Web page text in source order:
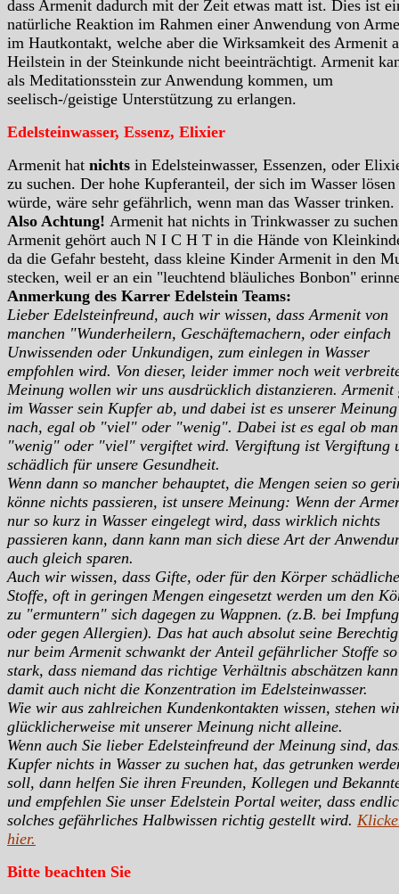
dass Armenit dadurch mit der Zeit etwas matt ist. Dies ist
natürliche Reaktion im Rahmen einer Anwendung von
im Hautkontakt, welche aber die Wirksamkeit des Armenit
Heilstein in der Steinkunde nicht beeinträchtigt. Armenit
als Meditationsstein zur Anwendung kommen, um
seelisch-/geistige Unterstützung zu erlangen.
Edelsteinwasser, Essenz, Elixier
Armenit hat nichts in Edelsteinwasser, Essenzen, oder
zu suchen. Der hohe Kupferanteil, der sich im Wasser lösen
würde, wäre sehr gefährlich, wenn man das Wasser trinken.
Also Achtung! Armenit hat nichts in Trinkwasser zu
Armenit gehört auch N I C H T in die Hände von
da die Gefahr besteht, dass kleine Kinder Armenit in den
stecken, weil er an ein "leuchtend bläuliches Bonbon"
Anmerkung des Karrer Edelstein Teams:
Lieber Edelsteinfreund, auch wir wissen, dass Armenit von
manchen "Wunderheilern, Geschäftemachern, oder einfach
Unwissenden oder Unkundigen, zum einlegen in Wasser
empfohlen wird. Von dieser, leider immer noch weit
Meinung wollen wir uns ausdrücklich distanzieren. Armenit
im Wasser sein Kupfer ab, und dabei ist es unserer Meinung
nach, egal ob "viel" oder "wenig". Dabei ist es egal ob man
"wenig" oder "viel" vergiftet wird. Vergiftung ist Vergiftung
schädlich für unsere Gesundheit.
Wenn dann so mancher behauptet, die Mengen seien so
könne nichts passieren, ist unsere Meinung: Wenn der
nur so kurz in Wasser eingelegt wird, dass wirklich nichts
passieren kann, dann kann man sich diese Art der
auch gleich sparen.
Auch wir wissen, dass Gifte, oder für den Körper schädliche
Stoffe, oft in geringen Mengen eingesetzt werden um den
zu "ermuntern" sich dagegen zu Wappnen. (z.B. bei
oder gegen Allergien). Das hat auch absolut seine
nur beim Armenit schwankt der Anteil gefährlicher Stoffe so
stark, dass niemand das richtige Verhältnis abschätzen
damit auch nicht die Konzentration im Edelsteinwasser.
Wie wir aus zahlreichen Kundenkontakten wissen, stehen
glücklicherweise mit unserer Meinung nicht alleine.
Wenn auch Sie lieber Edelsteinfreund der Meinung sind,
Kupfer nichts in Wasser zu suchen hat, das getrunken
soll, dann helfen Sie ihren Freunden, Kollegen und
und empfehlen Sie unser Edelstein Portal weiter, dass
solches gefährliches Halbwissen richtig gestellt wird.
hier.
Bitte beachten Sie